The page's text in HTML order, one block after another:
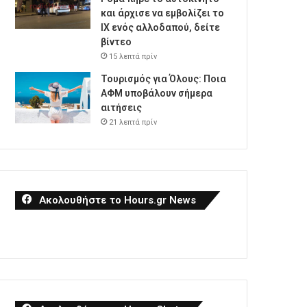
και άρχισε να εμβολίζει το
ΙΧ ενός αλλοδαπού, δείτε
βίντεο
15 λεπτά πρίν
Τουρισμός για Όλους: Ποια
ΑΦΜ υποβάλουν σήμερα
αιτήσεις
21 λεπτά πρίν
Ακολουθήστε το Hours.gr News